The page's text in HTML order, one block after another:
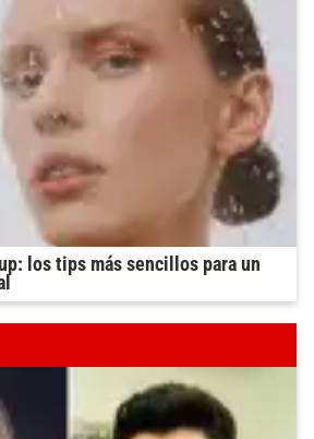
los tips más sencillos para un